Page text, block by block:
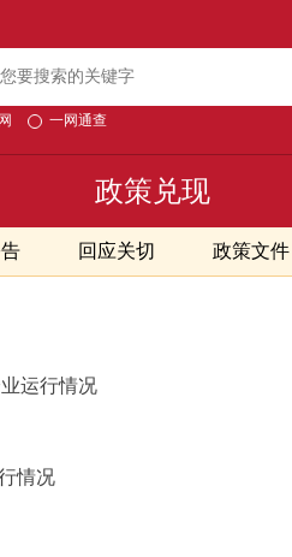
一网通查
回应关切 政策文件
政策兑现
运行情况
情况